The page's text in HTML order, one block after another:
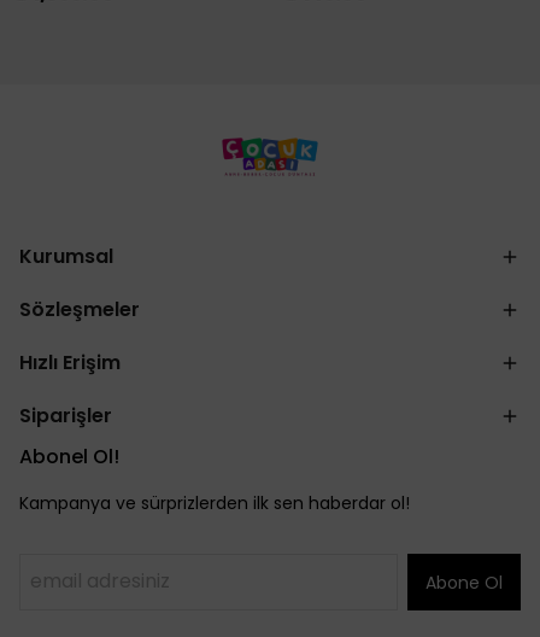
Kurumsal
Sözleşmeler
Hızlı Erişim
Siparişler
Abonel Ol!
Kampanya ve sürprizlerden ilk sen haberdar ol!
Abone Ol